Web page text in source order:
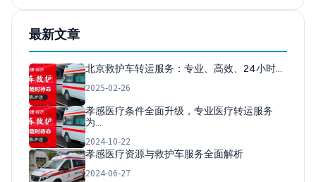
最新文章
北京救护车转运服务：专业、高效、24小时…
2025-02-26
孝感医疗条件全面升级，专业医疗转运服务
为…
2024-10-22
孝感医疗资源与救护车服务全面解析
2024-06-27